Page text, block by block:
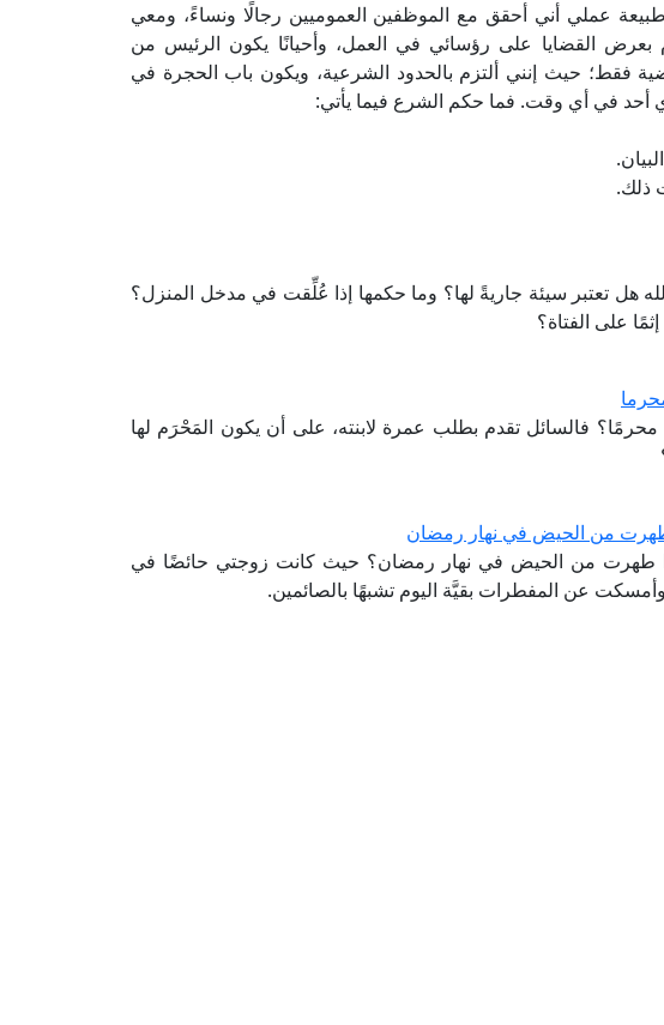
وطبيعة عملي أني أحقق مع الموظفين العموميين رجالًا ونساءً، ومعي
بعرض القضايا على رؤسائي في العمل، وأحيانًا يكون الرئيس من
فقط؛ حيث إنني ألتزم بالحدود الشرعية، ويكون باب الحجرة في
أحد في أي وقت. فما حكم الشرع فيما يأتي:
ذلك.
هل تعتبر سيئة جاريةً لها؟ وما حكمها إذا عُلِّقت في مدخل المنزل؟
على الفتاة؟
فالسائل تقدم بطلب عمرة لابنته، على أن يكون المَحْرَم لها
من الحيض في نهار رمضان
طهرت من الحيض في نهار رمضان؟ حيث كانت زوجتي حائضًا في
عن المفطرات بقيَّة اليوم تشبهًا بالصائمين.